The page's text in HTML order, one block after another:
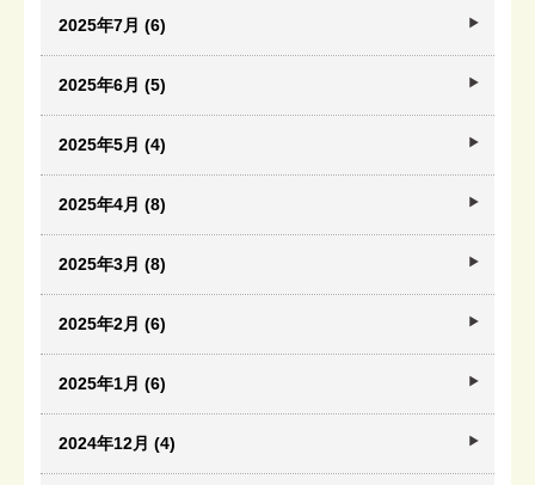
2025年7月 (6)
2025年6月 (5)
2025年5月 (4)
2025年4月 (8)
2025年3月 (8)
2025年2月 (6)
2025年1月 (6)
2024年12月 (4)